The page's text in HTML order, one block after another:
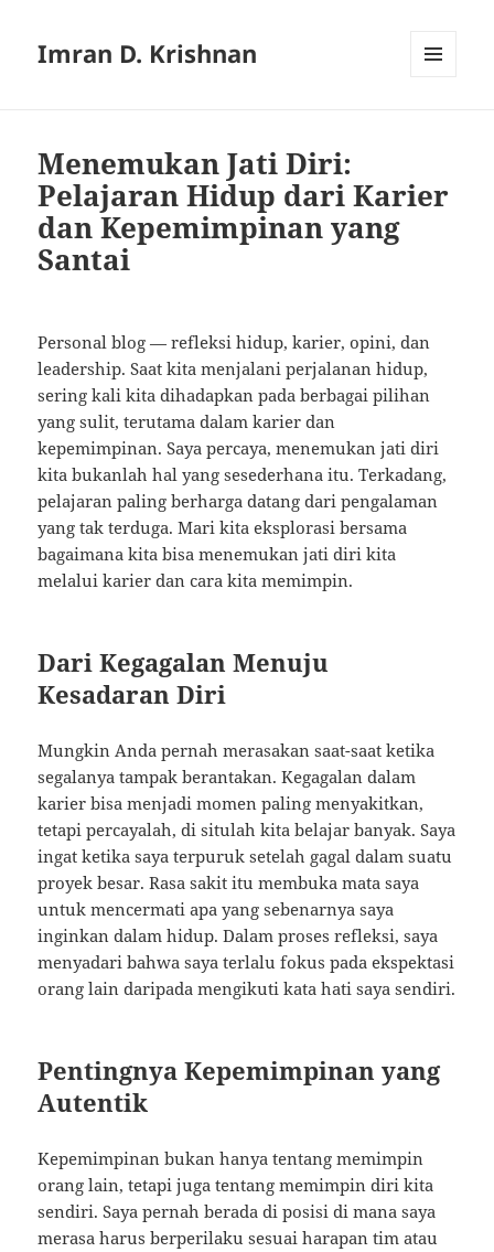
Imran D. Krishnan
Menemukan Jati Diri:
Pelajaran Hidup dari Karier
dan Kepemimpinan yang
Santai
Personal blog — refleksi hidup, karier, opini, dan
leadership. Saat kita menjalani perjalanan hidup,
sering kali kita dihadapkan pada berbagai pilihan
yang sulit, terutama dalam karier dan
kepemimpinan. Saya percaya, menemukan jati diri
kita bukanlah hal yang sesederhana itu. Terkadang,
pelajaran paling berharga datang dari pengalaman
yang tak terduga. Mari kita eksplorasi bersama
bagaimana kita bisa menemukan jati diri kita
melalui karier dan cara kita memimpin.
Dari Kegagalan Menuju
Kesadaran Diri
Mungkin Anda pernah merasakan saat-saat ketika
segalanya tampak berantakan. Kegagalan dalam
karier bisa menjadi momen paling menyakitkan,
tetapi percayalah, di situlah kita belajar banyak. Saya
ingat ketika saya terpuruk setelah gagal dalam suatu
proyek besar. Rasa sakit itu membuka mata saya
untuk mencermati apa yang sebenarnya saya
inginkan dalam hidup. Dalam proses refleksi, saya
menyadari bahwa saya terlalu fokus pada ekspektasi
orang lain daripada mengikuti kata hati saya sendiri.
Pentingnya Kepemimpinan yang
Autentik
Kepemimpinan bukan hanya tentang memimpin
orang lain, tetapi juga tentang memimpin diri kita
sendiri. Saya pernah berada di posisi di mana saya
merasa harus berperilaku sesuai harapan tim atau